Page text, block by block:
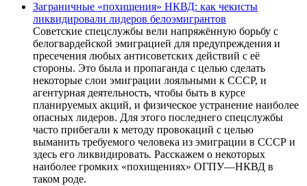
Заграничные «похищения» НКВД: как чекисты
ликвидировали лидеров белоэмигрантов
Советские спецслужбы вели напряжённую борьбу с
белогвардейской эмиграцией для предупреждения и
пресечения любых антисоветских действий с её
стороны. Это была и пропаганда с целью сделать
некоторые слои эмиграции лояльными к СССР, и
агентурная деятельность, чтобы быть в курсе
планируемых акций, и физическое устранение наиболее
опасных лидеров. Для этого последнего спецслужбы
часто прибегали к методу провокаций с целью
выманить требуемого человека из эмиграции в СССР и
здесь его ликвидировать. Расскажем о некоторых
наиболее громких «похищениях» ОГПУ—НКВД в
таком роде.